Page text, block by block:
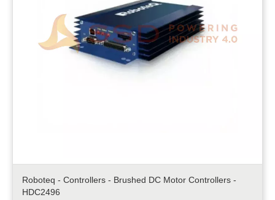
Roboteq - Controllers - Brushed DC Motor Controllers -
HDC2496